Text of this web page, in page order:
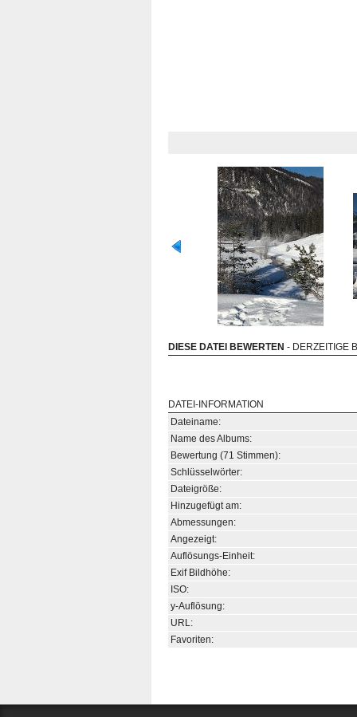
DIESE DATEI BEWERTEN - DERZEITIGE
DATEI-INFORMATION
Dateiname:
Name des Albums:
Bewertung (71 Stimmen):
Schlüsselwörter:
Dateigröße:
Hinzugefügt am:
Abmessungen:
Angezeigt:
Auflösungs-Einheit:
Exif Bildhöhe:
ISO:
y-Auflösung:
URL:
Favoriten: